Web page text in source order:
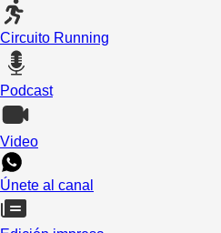
Circuito Running
Podcast
Video
Únete al canal